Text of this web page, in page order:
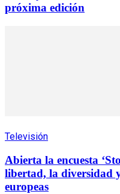
próxima edición
Televisión
Abierta la encuesta
libertad, la diversidad
europeas